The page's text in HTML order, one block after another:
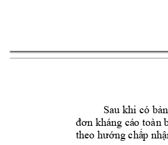
Sau khi có b
đơn kháng cáo toàn
theo hướng chấp nhậ